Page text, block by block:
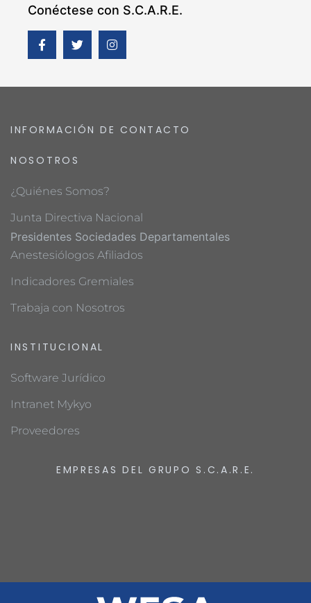
Conéctese con S.C.A.R.E.
INFORMACIÓN DE CONTACTO
NOSOTROS
¿Quiénes Somos?
Junta Directiva Nacional
Presidentes Sociedades Departamentales
Anestesiólogos Afiliados
Indicadores Gremiales
Trabaja con Nosotros
INSTITUCIONAL
Software Jurídico
Intranet Mykyo
Proveedores
EMPRESAS DEL GRUPO S.C.A.R.E.